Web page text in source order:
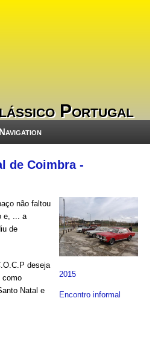
Portugal
Navigation
de Coimbra -
não faltou
e, ... a
de
deseja
como
Natal e
2015
Encontro informal